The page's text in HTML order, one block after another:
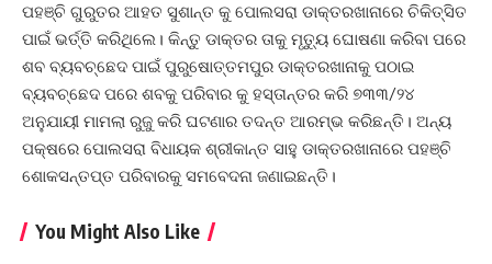
ପହଞ୍ଚି ଗୁରୁତର ଆହତ ସୁଶାନ୍ତ କୁ ପୋଲସରା ଡାକ୍ତରଖାନାରେ ଚିକିତ୍ସିତ
ପାଇଁ ଭର୍ତ୍ତି କରିଥିଲେ। କିନ୍ତୁ ଡାକ୍ତର ତାକୁ ମୃତ୍ୟୁ ଘୋଷଣା କରିବା ପରେ
ଶବ ବ୍ୟବଚ୍ଛେଦ ପାଇଁ ପୁରୁଷୋତ୍ତମପୁର ଡାକ୍ତରଖାନାକୁ ପଠାଇ
ବ୍ୟବଚ୍ଛେଦ ପରେ ଶବକୁ ପରିବାର କୁ ହସ୍ତାନ୍ତର କରି ୭୩୩/୨୪
ଅନୁଯାୟୀ ମାମଲା ରୁଜୁ କରି ଘଟଣାର ତଦନ୍ତ ଆରମ୍ଭ କରିଛନ୍ତି। ଅନ୍ୟ
ପକ୍ଷରେ ପୋଲସରା ବିଧାୟକ ଶ୍ରୀକାନ୍ତ ସାହୁ ଡାକ୍ତରଖାନାରେ ପହଞ୍ଚି
ଶୋକସନ୍ତପ୍ତ ପରିବାରକୁ ସମବେଦନା ଜଣାଇଛନ୍ତି।
You Might Also Like